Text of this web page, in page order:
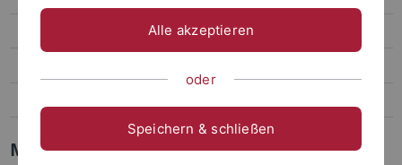
Modules Master
Alle akzeptieren
oder
Speichern & schließen